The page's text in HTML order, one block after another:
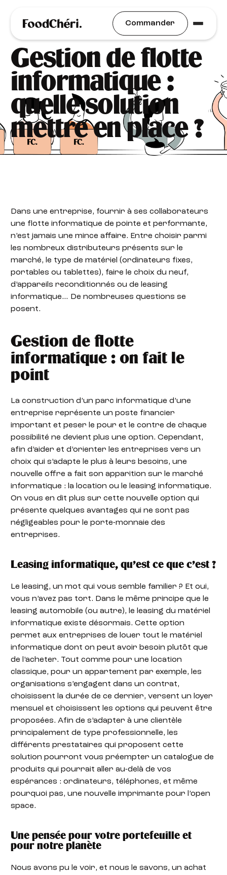
Commander
Idées Recettes
Gestion de flotte
informatique :
quelle solution
mettre en place ?
Dans une entreprise, fournir à ses collaborateurs
une flotte informatique de pointe et performante,
n’est jamais une mince affaire. Entre choisir parmi
les nombreux distributeurs présents sur le
marché, le type de matériel (ordinateurs fixes,
portables ou tablettes), faire le choix du neuf,
d’appareils reconditionnés ou de leasing
informatique… De nombreuses questions se
posent.
Gestion de flotte
informatique : on fait le
point
La construction d’un parc informatique d’une
entreprise représente un poste financier
important et peser le pour et le contre de chaque
possibilité ne devient plus une option. Cependant,
afin d’aider et d’orienter les entreprises vers un
choix qui s’adapte le plus à leurs besoins, une
nouvelle offre a fait son apparition sur le marché
informatique : la location ou le leasing informatique.
On vous en dit plus sur cette nouvelle option qui
présente quelques avantages qui ne sont pas
négligeables pour le porte-monnaie des
entreprises.
Leasing informatique, qu’est ce que c’est ?
Le leasing, un mot qui vous semble familier ? Et oui,
vous n’avez pas tort. Dans le même principe que le
leasing automobile (ou autre), le leasing du matériel
informatique existe désormais. Cette option
permet aux entreprises de louer tout le matériel
informatique dont on peut avoir besoin plutôt que
de l’acheter. Tout comme pour une location
classique, pour un appartement par exemple, les
organisations s’engagent dans un contrat,
choisissent la durée de ce dernier, versent un loyer
mensuel et choisissent les options qui peuvent être
proposées. Afin de s’adapter à une clientèle
principalement de type professionnelle, les
différents prestataires qui proposent cette
solution pourront vous préempter un catalogue de
produits qui pourrait aller au-delà de vos
espérances : ordinateurs, téléphones, et même
pourquoi pas, une nouvelle imprimante pour l’open
space.
Une pensée pour votre portefeuille et
pour notre planète
Nous avons pu le voir, et nous le savons, un achat